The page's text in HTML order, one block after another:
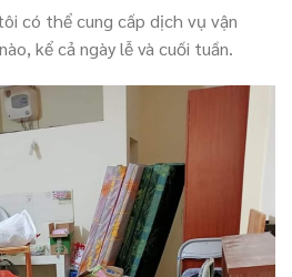
có thể cung cấp dịch vụ vận
kể cả ngày lễ và cuối tuần.